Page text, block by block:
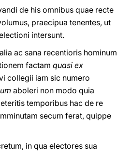
de his omnibus quae recte
praecipua tenentes, ut
intersunt.
ac sana recentioris hominum
factam quasi ex
collegii iam sic numero
aboleri non modo quia
temporibus hac de re
secum ferat, quippe
in qua electores sua